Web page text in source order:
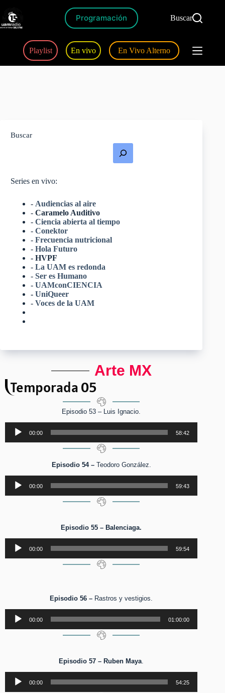
Programación Buscar
Playlist En vivo En Vivo Alterno
Arte MX
Temporada 05
Episodio 53 – Luis Ignacio.
Reproductor
audio
00:00 58:42
Episodio 54 – Teodoro González.
Reproductor
audio
00:00 59:43
Episodio 55 – Balenciaga.
Reproductor
audio
00:00 59:54
Episodio 56 – Rastros y vestigios.
Reproductor
audio
00:00 01:00:00
Episodio 57 – Ruben Maya
Reproductor
00:00 54:25
Buscar
Series en vivo:
- Audiencias al aire
- Caramelo Auditivo
- Ciencia abierta al tiempo
- Conektor
- Frecuencia nutricional
- Hola Futuro
- HVPF
- La UAM es redonda
- Ser es Humano
- UAMconCIENCIA
- UniQueer
- Voces de la UAM